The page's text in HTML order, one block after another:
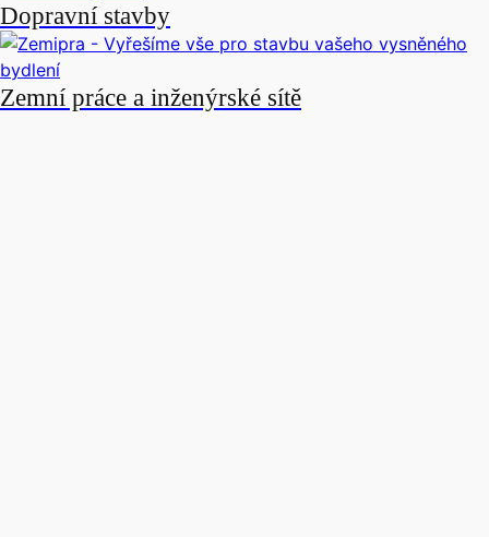
Dopravní stavby
Zemní práce a inženýrské sítě